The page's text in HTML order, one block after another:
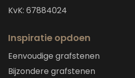
KvK: 67884024
Inspiratie opdoen
Eenvoudige grafstenen
Bijzondere grafstenen